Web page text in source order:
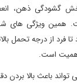
گشودگی ذهن،
همین ویژگی
از درجه تحمل
اهمیت است.
تواند باعث بالا